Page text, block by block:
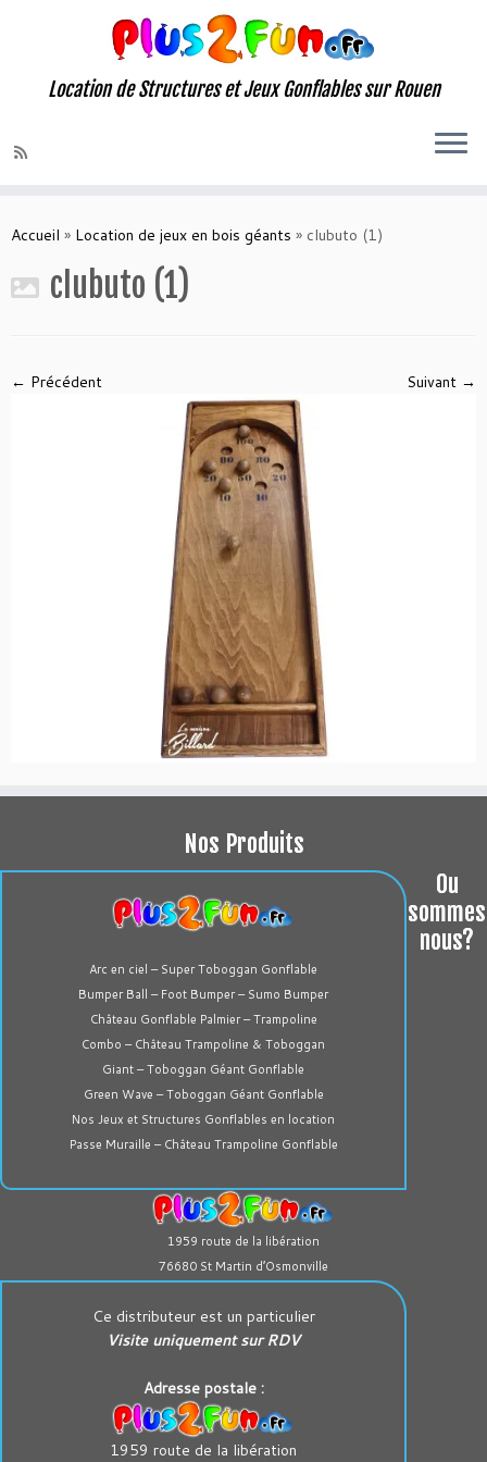
to
Location de Structures et Jeux Gonflables sur Rouen
Accueil » Location de jeux en bois géants » clubuto (1)
clubuto (1)
← Précédent Suivant →
Nos Produits
Arc en ciel – Super Toboggan Gonflable
Bumper Ball – Foot Bumper – Sumo Bumper
Château Gonflable Palmier – Trampoline
Combo – Château Trampoline & Toboggan
Giant – Toboggan Géant Gonflable
Green Wave – Toboggan Géant Gonflable
Nos Jeux et Structures Gonflables en location
Passe Muraille – Château Trampoline Gonflable
Ou
sommes
nous?
1959 route de la libération
76680 St Martin d’Osmonville
Ce distributeur est un particulier
Visite uniquement sur RDV
Adresse postale :
1959 route de la libération